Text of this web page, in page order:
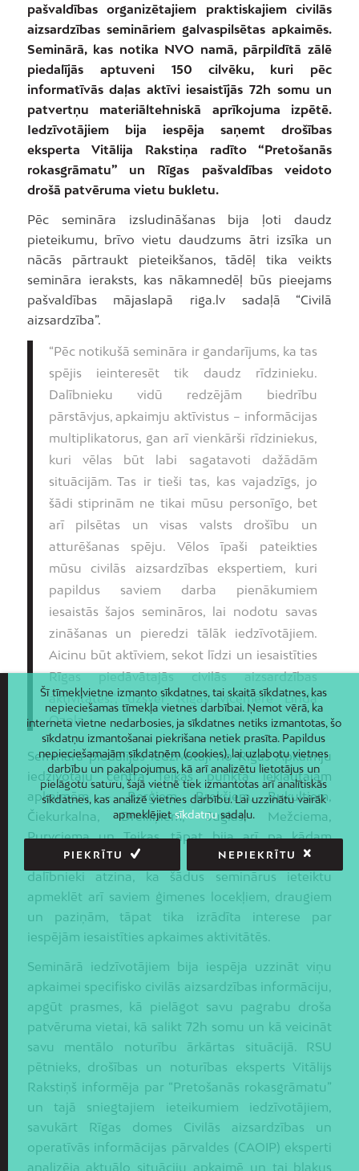
pašvaldības organizētajiem praktiskajiem civilās
aizsardzības semināriem galvaspilsētas apkaimēs.
Seminārā, kas notika NVO namā, pārpildītā zālē
piedalījās aptuveni 150 cilvēku, kuri pēc
informatīvās daļas aktīvi iesaistījās 72h somu un
patvertņu materiāltehniskā aprīkojuma izpētē.
Iedzīvotājiem bija iespēja saņemt drošības
eksperta Vitālija Rakstiņa radīto “Pretošanās
rokasgrāmatu” un Rīgas pašvaldības veidoto
drošā patvēruma vietu bukletu.
Pēc semināra izsludināšanas bija ļoti daudz
pieteikumu, brīvo vietu daudzums ātri izsīka un
nācās pārtraukt pieteikšanos, tādēļ tika veikts
semināra ieraksts, kas nākamnedēļ būs pieejams
pašvaldības mājaslapā riga.lv sadaļā “Civilā
aizsardzība”.
“Pēc notikušā semināra ir gandarījums, ka tas
spējis ieinteresēt tik daudz rīdzinieku.
Dalībnieku vidū redzējām biedrību
pārstāvjus, apkaimju aktīvistus – informācijas
multiplikatorus, gan arī vienkārši rīdziniekus,
kuri vēlas būt labi sagatavoti dažādām
situācijām. Tas ir tieši tas, kas vajadzīgs, jo
šādi stiprinām ne tikai mūsu personīgo, bet
arī pilsētas un visas valsts drošību un
atturēšanas spēju. Vēlos īpaši pateikties
mūsu civilās aizsardzības ekspertiem, kuri
papildus saviem darba pienākumiem
iesaistās šajos semināros, lai nodotu savas
zināšanas un pieredzi tālāk iedzīvotājiem.
Aicinu būt aktīviem, sekot līdzi un iesaistīties
Rīgas piedāvātajās civilās aizsardzības
aktivitātēs.”, uzsver Rīgas vicemēre Linda
Ozola.
Seminārā piedalījās iedzīvotāji no Rīgas Apkaimju
iedzīvotāju centra Teikas punktā iekļautajām
apkaimēm – Berģiem, Brekšiem, Bukultiem,
Čiekurkalna, Dreiliņiem, Juglas, Mežciema,
Purvciema un Teikas, tāpat bija arī pa kādam
interesentam no citām apkaimēm. Pasākuma
dalībnieki atzina, ka šādus seminārus ieteiktu
apmeklēt arī saviem ģimenes locekļiem, draugiem
un paziņām, tāpat tika izrādīta interese par
iespējām iesaistīties apkaimes aktivitātēs.
Seminārā iedzīvotājiem bija iespēja uzzināt viņu
apkaimei specifisko civilās aizsardzības informāciju,
apgūt prasmes, kā pielāgot savu pagrabu droša
patvēruma vietai, kā salikt 72h somu un kā veicināt
savu mentālo noturību ārkārtas situācijā. RSU
pētnieks, drošības un noturības eksperts Vitālijs
Rakstiņš informēja par “Pretošanās rokasgrāmatu”
un tajā sniegtajiem ieteikumiem iedzīvotājiem,
savukārt Rīgas domes Civilās aizsardzības un
operatīvās informācijas pārvaldes (CAOIP) eksperti
analizēja aktuālo situāciju apkaimē un tai blakus
Šī tīmekļvietne izmanto sīkdatnes, tai skaitā sīkdatnes, kas
nepieciešamas tīmekļa vietnes darbībai. Ņemot vērā, ka
interneta vietne nedarbosies, ja sīkdatnes netiks izmantotas, šo
sīkdatņu izmantošanai piekrišana netiek prasīta. Papildus
nepieciešamajām sīkdatnēm (cookies), lai uzlabotu vietnes
darbību un pakalpojumus, kā arī analizētu lietotājus un
pielāgotu saturu, šajā vietnē tiek izmantotas arī analītiskās
sīkdatnes, kas analizē vietnes darbību. Lai uzzinātu vairāk
apmeklējietsīkdatņusadaļu.
PIEKRĪTU NEPIEKRĪTU